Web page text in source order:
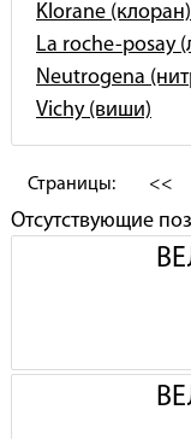
Klorane (клоран)
La roche-posay
Neutrogena
Vichy (виши)
Страницы: <<
Отсутствующие